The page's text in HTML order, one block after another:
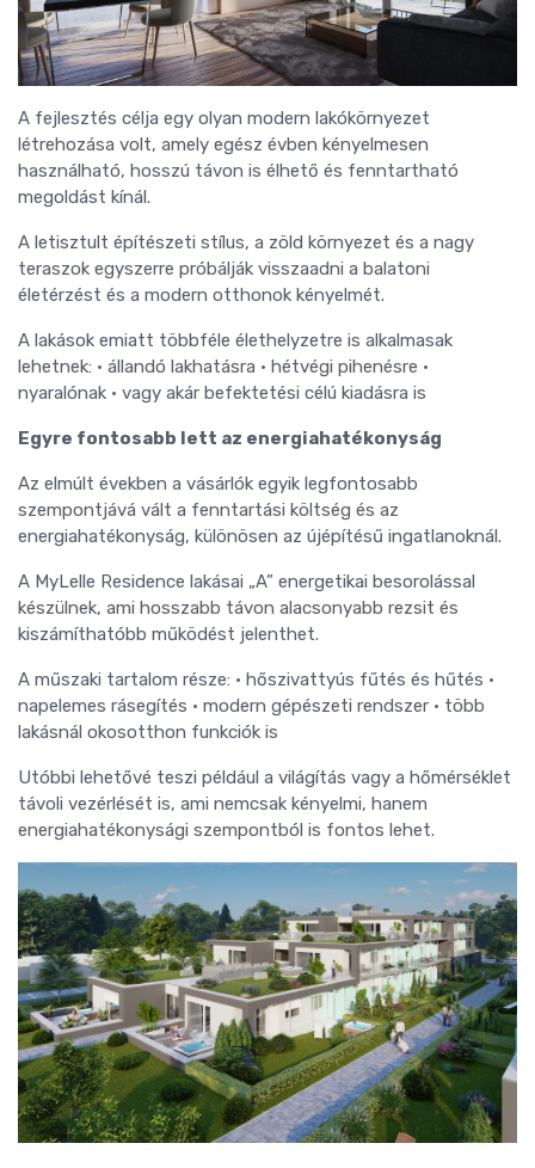
A fejlesztés célja egy olyan modern lakókörnyezet
létrehozása volt, amely egész évben kényelmesen
használható, hosszú távon is élhető és fenntartható
megoldást kínál.
A letisztult építészeti stílus, a zöld környezet és a nagy
teraszok egyszerre próbálják visszaadni a balatoni
életérzést és a modern otthonok kényelmét.
A lakások emiatt többféle élethelyzetre is alkalmasak
lehetnek: • állandó lakhatásra • hétvégi pihenésre •
nyaralónak • vagy akár befektetési célú kiadásra is
Egyre fontosabb lett az energiahatékonyság
Az elmúlt években a vásárlók egyik legfontosabb
szempontjává vált a fenntartási költség és az
energiahatékonyság, különösen az újépítésű ingatlanoknál.
A MyLelle Residence lakásai „A” energetikai besorolással
készülnek, ami hosszabb távon alacsonyabb rezsit és
kiszámíthatóbb működést jelenthet.
A műszaki tartalom része: • hőszivattyús fűtés és hűtés •
napelemes rásegítés • modern gépészeti rendszer • több
lakásnál okosotthon funkciók is
Utóbbi lehetővé teszi például a világítás vagy a hőmérséklet
távoli vezérlését is, ami nemcsak kényelmi, hanem
energiahatékonysági szempontból is fontos lehet.